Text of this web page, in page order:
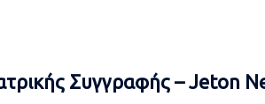
Συγγραφής – Jeton